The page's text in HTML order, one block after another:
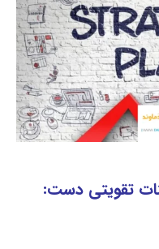
تقویتی دست: